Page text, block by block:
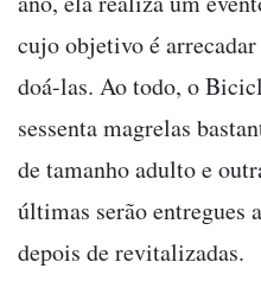
cujo objetivo é
doá-las. Ao todo, o
sessenta magrelas
de tamanho adulto e
últimas serão entregues
depois de revitalizadas.